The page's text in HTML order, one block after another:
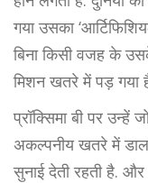
गया उसका
बिना किसी वजह के
मिशन खतरे में पड़ गया
प्रॉक्सिमा बी पर
अकल्पनीय खतरे में
सुनाई देती रहती है.